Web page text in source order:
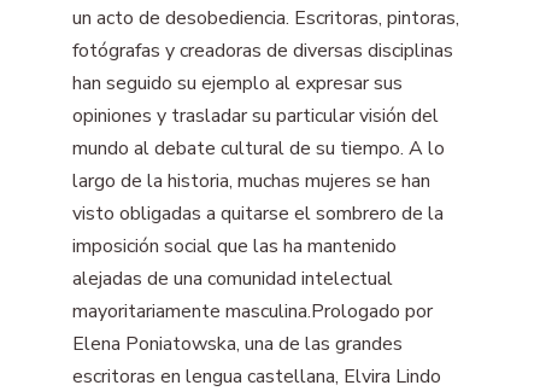
un acto de desobediencia. Escritoras, pintoras,
fotógrafas y creadoras de diversas disciplinas
han seguido su ejemplo al expresar sus
opiniones y trasladar su particular visión del
mundo al debate cultural de su tiempo. A lo
largo de la historia, muchas mujeres se han
visto obligadas a quitarse el sombrero de la
imposición social que las ha mantenido
alejadas de una comunidad intelectual
mayoritariamente masculina.Prologado por
Elena Poniatowska, una de las grandes
escritoras en lengua castellana, Elvira Lindo